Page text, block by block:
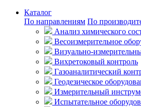
Каталог
По направлениям По
Анализ химического
Весоизмерительное
Визуально-
Вихретоковый контроль
Газоаналитический
Геодезическое
Измерительный
Испытательное